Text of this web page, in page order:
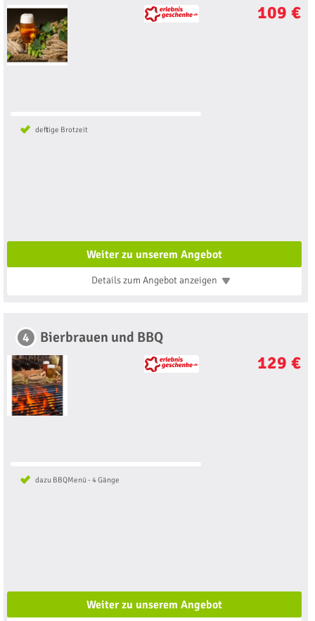
109 €
deftige Brotzeit
Weiter zu unserem Angebot
Details zum Angebotanzeigen
4 Bierbrauen und BBQ
129 €
dazu BBQMenü - 4 Gänge
Weiter zu unserem Angebot